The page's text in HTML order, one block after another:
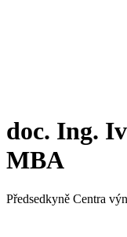
doc. Ing.
MBA
Předsedkyně Centra